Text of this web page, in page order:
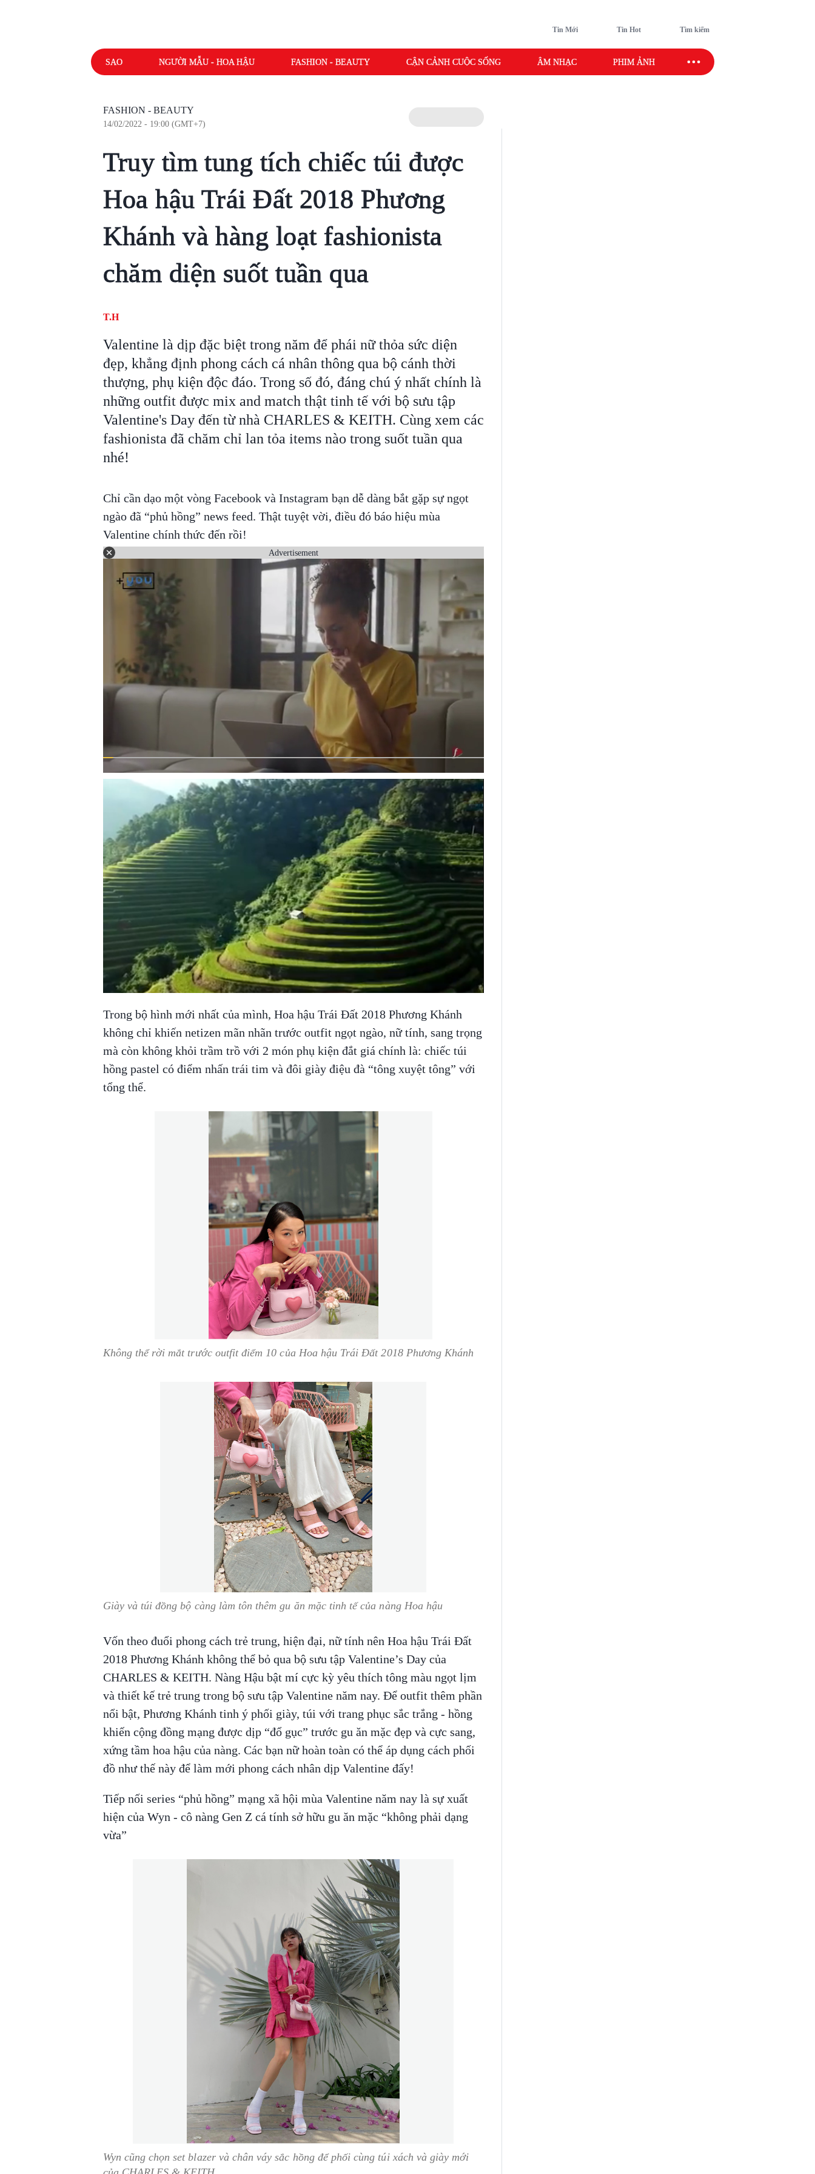
Tin Mới Tin Hot Tìm kiếm
SAO NGƯỜI MẪU - HOA HẬU FASHION - BEAUTY CẬN CẢNH CUỘC SỐNG ÂM NHẠC PHIM ẢNH SAO SPORT
FASHION - BEAUTY
14/02/2022 - 19:00 (GMT+7)
Truy tìm tung tích chiếc túi được
Hoa hậu Trái Đất 2018 Phương
Khánh và hàng loạt fashionista
chăm diện suốt tuần qua
T.H
Valentine là dịp đặc biệt trong năm để phái nữ thỏa sức diện
đẹp, khẳng định phong cách cá nhân thông qua bộ cánh thời
thượng, phụ kiện độc đáo. Trong số đó, đáng chú ý nhất chính là
những outfit được mix and match thật tinh tế với bộ sưu tập
Valentine's Day đến từ nhà CHARLES & KEITH. Cùng xem các
fashionista đã chăm chỉ lan tỏa items nào trong suốt tuần qua
nhé!
Chỉ cần dạo một vòng Facebook và Instagram bạn dễ dàng bắt gặp sự ngọt
ngào đã “phủ hồng” news feed. Thật tuyệt vời, điều đó báo hiệu mùa
Valentine chính thức đến rồi!
Advertisement
Trong bộ hình mới nhất của mình, Hoa hậu Trái Đất 2018 Phương Khánh
không chỉ khiến netizen mãn nhãn trước outfit ngọt ngào, nữ tính, sang trọng
mà còn không khỏi trầm trồ với 2 món phụ kiện đắt giá chính là: chiếc túi
hồng pastel có điểm nhấn trái tim và đôi giày điệu đà “tông xuyệt tông” với
tổng thể.
Không thể rời mắt trước outfit điểm 10 của Hoa hậu Trái Đất 2018 Phương Khánh
Giày và túi đồng bộ càng làm tôn thêm gu ăn mặc tinh tế của nàng Hoa hậu
Vốn theo đuổi phong cách trẻ trung, hiện đại, nữ tính nên Hoa hậu Trái Đất
2018 Phương Khánh không thể bỏ qua bộ sưu tập Valentine’s Day của
CHARLES & KEITH. Nàng Hậu bật mí cực kỳ yêu thích tông màu ngọt lịm
và thiết kế trẻ trung trong bộ sưu tập Valentine năm nay. Để outfit thêm phần
nổi bật, Phương Khánh tinh ý phối giày, túi với trang phục sắc trắng - hồng
khiến cộng đồng mạng được dịp “đổ gục” trước gu ăn mặc đẹp và cực sang,
xứng tầm hoa hậu của nàng. Các bạn nữ hoàn toàn có thể áp dụng cách phối
đồ như thế này để làm mới phong cách nhân dịp Valentine đấy!
Tiếp nối series “phủ hồng” mạng xã hội mùa Valentine năm nay là sự xuất
hiện của Wyn - cô nàng Gen Z cá tính sở hữu gu ăn mặc “không phải dạng
vừa”
Wyn cũng chọn set blazer và chân váy sắc hồng để phối cùng túi xách và giày mới